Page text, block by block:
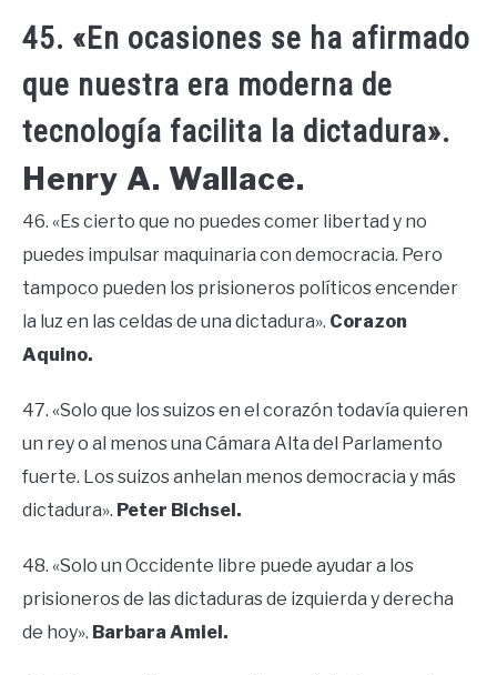
45. «En ocasiones se ha afirmado
que nuestra era moderna de
tecnología facilita la dictadura».
Henry A. Wallace.
46. «Es cierto que no puedes comer libertad y no
puedes impulsar maquinaria con democracia. Pero
tampoco pueden los prisioneros políticos encender
la luz en las celdas de una dictadura». Corazon
Aquino.
47. «Solo que los suizos en el corazón todavía quieren
un rey o al menos una Cámara Alta del Parlamento
fuerte. Los suizos anhelan menos democracia y más
dictadura». Peter Bichsel.
48. «Solo un Occidente libre puede ayudar a los
prisioneros de las dictaduras de izquierda y derecha
de hoy». Barbara Amiel.